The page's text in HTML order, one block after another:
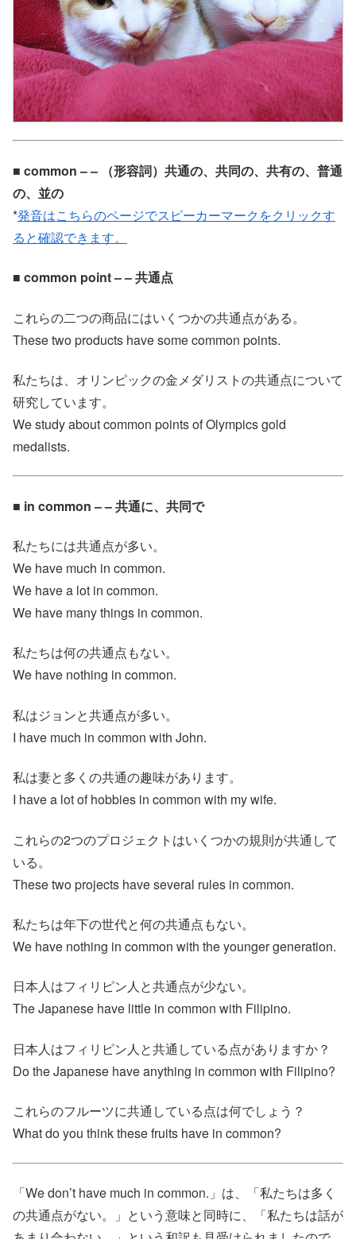
■ common – – （形容詞）共通の、共同の、共有の、普通
の、並の
*発音はこちらのページでスピーカーマークをクリックす
ると確認できます。
■ common point – – 共通点
これらの二つの商品にはいくつかの共通点がある。
These two products have some common points.
私たちは、オリンピックの金メダリストの共通点について
研究しています。
We study about common points of Olympics gold
medalists.
■ in common – – 共通に、共同で
私たちには共通点が多い。
We have much in common.
We have a lot in common.
We have many things in common.
私たちは何の共通点もない。
We have nothing in common.
私はジョンと共通点が多い。
I have much in common with John.
私は妻と多くの共通の趣味があります。
I have a lot of hobbies in common with my wife.
これらの2つのプロジェクトはいくつかの規則が共通して
いる。
These two projects have several rules in common.
私たちは年下の世代と何の共通点もない。
We have nothing in common with the younger generation.
日本人はフィリピン人と共通点が少ない。
The Japanese have little in common with Filipino.
日本人はフィリピン人と共通している点がありますか？
Do the Japanese have anything in common with Filipino?
これらのフルーツに共通している点は何でしょう？
What do you think these fruits have in common?
「We don’t have much in common.」は、「私たちは多く
の共通点がない。」という意味と同時に、「私たちは話が